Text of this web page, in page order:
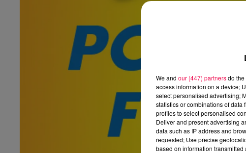
We and our (447) partnersdo
access information on a device;
select personalised advertising;
statistics or combinations of
profiles to select personalised
Deliver and present advertising
data such as IP address and
requested; Use precise
based on information transmitted